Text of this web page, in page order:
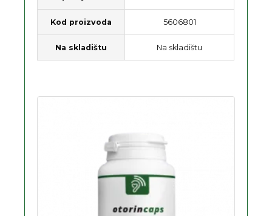
Kod proizvoda 5606801
Na skladištu Na skladištu